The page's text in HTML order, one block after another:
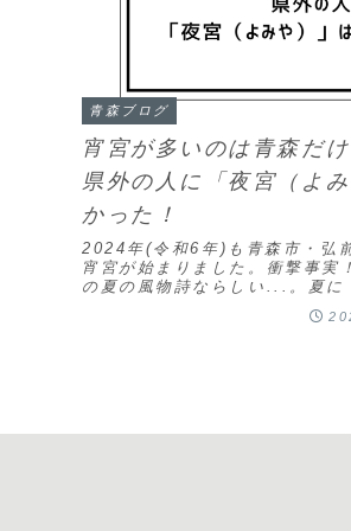
青森ブログ
宵宮が多いのは青森だ
県外の人に「夜宮（よ
かった！
2024年(令和6年)も青森市・弘
宵宮が始まりました。衝撃事実
の夏の風物詩ならしい...。夏に
ない街ってあるのか気になった